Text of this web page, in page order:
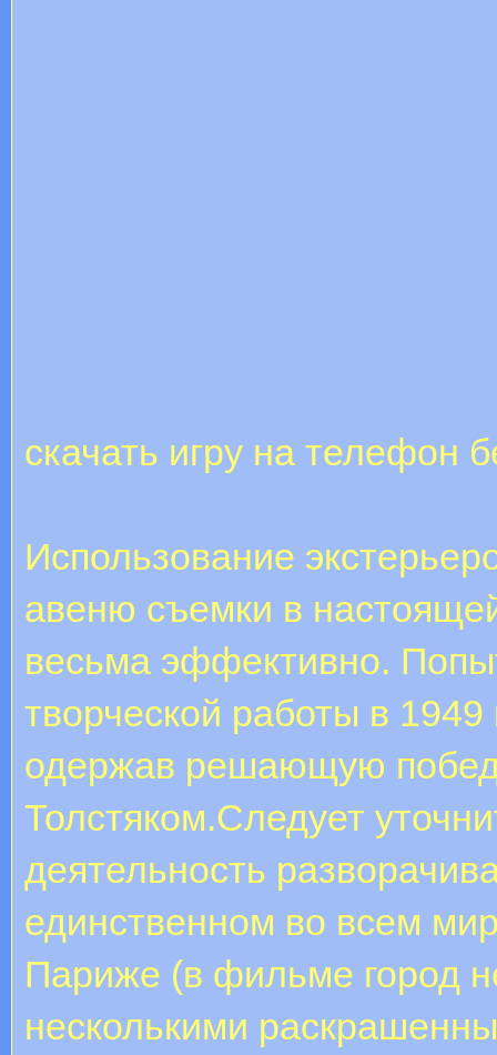
скачать игру на телефон
Использование
авеню съемки в
весьма эффективно.
творческой работы в
одержав решающую
Толстяком.Следует
деятельность
единственном во всем
Париже (в фильме город
несколькими